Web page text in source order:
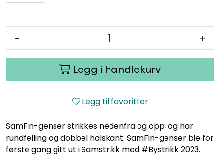
- +
Legg i handlekurv
Legg til favoritter
SamFin-genser strikkes nedenfra og opp, og har
rundfelling og dobbel halskant. SamFin-genser ble for
første gang gitt ut i Samstrikk med #Bystrikk 2023.